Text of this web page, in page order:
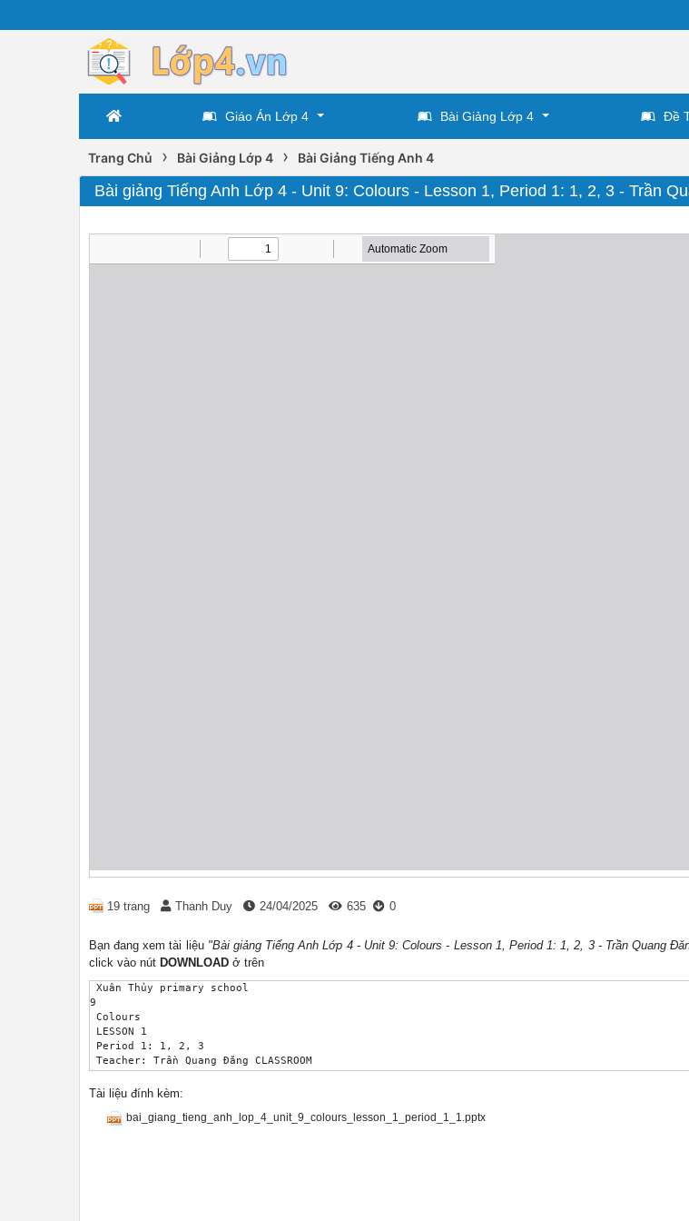
Giáo Án Lớp 4 Bài Giảng Lớp 4 Đề
Trang Chủ › Bài Giảng Lớp 4 › Bài Giảng Tiếng Anh 4
Bài giảng Tiếng Anh Lớp 4 - Unit 9: Colours - Lesson 1, Period 1: 1, 2, 3 - Trần
19 trang Thanh Duy 24/04/2025 635 0
Bạn đang xem tài liệu "Bài giảng Tiếng Anh Lớp 4 - Unit 9: Colours - Lesson 1, Period 1: 1, 2, 3 - Trần Quang
click vào nút DOWNLOAD ở trên
Xuân Thủy primary school
9
Colours
LESSON 1
Period 1: 1, 2, 3
Teacher: Trần Quang Đăng CLASSROOM
RULES Put your hands
On my desk.
It’s me! 01
Tài liệu đính kèm:
bai_giang_tieng_anh_lop_4_unit_9_colours_lesson_1_period_1_1.pptx